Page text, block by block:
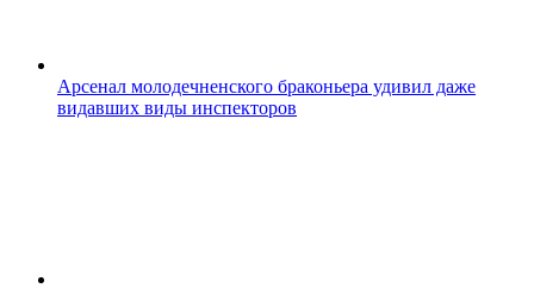
Арсенал молодечненского браконьера удивил даже
видавших виды инспекторов